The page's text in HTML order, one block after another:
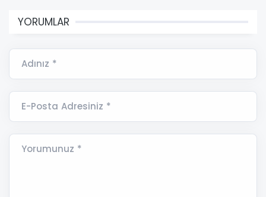
YORUMLAR
Adınız *
E-Posta Adresiniz *
Yorumunuz *